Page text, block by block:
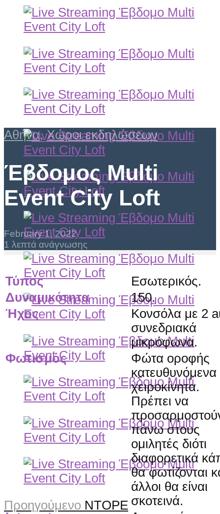
Προηγούμενο ΝΤΟΡΕ
Αθήνα,Χώροι εκδηλώσεων
Έβδομος Multi
Event City Loft
February 1, 2022
1 λεπτά ανάγνωσης
Τύπος
Εσωτερικός.
Δυναμικότητα
150.
Ήχος
Κονσόλα με 2
συνεδριακά
μικρόφωνα.
Φωτισμός
Φώτα οροφής
κατευθυνόμενα
χειροκίνητα.
Πρέπει να
πάνω στους
ομιλητές διότι
διαφορετικά
θα φωτίζονται
άλλοι θα είναι
σκοτεινά.